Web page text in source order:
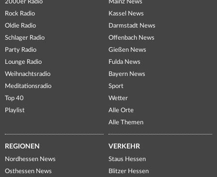
2000er Radio
Rock Radio
Oldie Radio
Schlager Radio
Party Radio
Lounge Radio
Weihnachtsradio
Meditationsradio
Top 40
Playlist
Mainz News
Kassel News
Darmstadt News
Offenbach News
Gießen News
Fulda News
Bayern News
Sport
Wetter
Alle Orte
Alle Themen
REGIONEN
Nordhessen News
Osthessen News
VERKEHR
Staus Hessen
Blitzer Hessen